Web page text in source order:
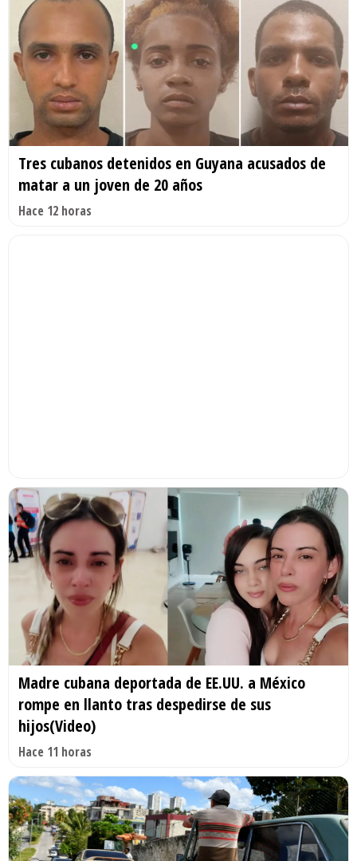
Tres cubanos detenidos en Guyana acusados de
matar a un joven de 20 años
Hace 12 horas
Madre cubana deportada de EE.UU. a México
rompe en llanto tras despedirse de sus
hijos(Video)
Hace 11 horas